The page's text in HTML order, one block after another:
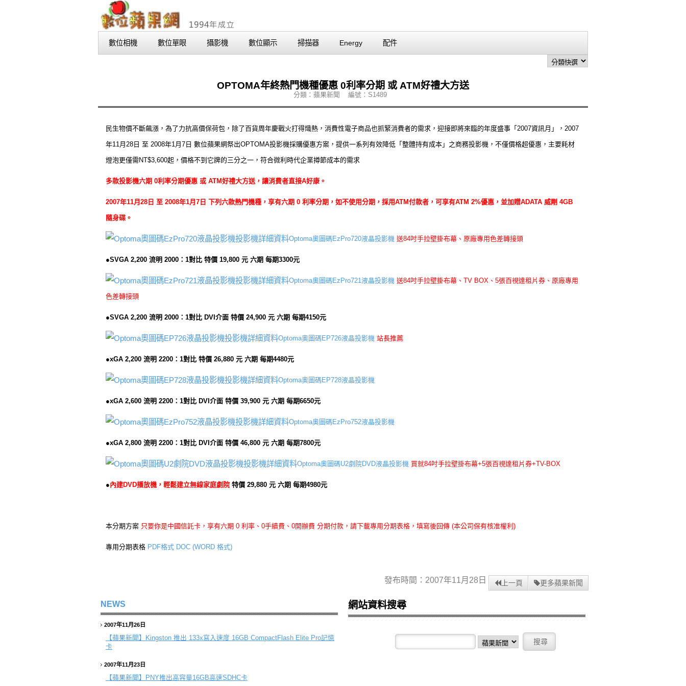
數位相機 數位單眼 攝影機 數位顯示 掃描器 Energy 配件
OPTOMA年終熱門機種優惠 0利率分期 或 ATM好禮大方送
分類：蘋果新聞 編號：S1489
民生物價不斷飆漲，為了力抗高價保荷包，除了百貨周年慶戰火打得熾熱，消費性電子商品也抓緊消費者的需求，迎接即將來臨的年度盛事「2007資訊月」，2007
年11月28日 至 2008年1月7日 數位蘋果網祭出OPTOMA投影機採購優惠方案，提供一系列有效降低「整體持有成本」之商務投影機，不僅價格超優惠，主要耗材
燈泡更僅需NT$3,600起，價格不到它牌的三分之一，符合微利時代企業撙節成本的需求
多款投影機六期 0利率分期優惠 或 ATM好禮大方送，讓消費者直接A好康。
2007年11月28日 至 2008年1月7日 下列六款熱門機種，享有六期 0 利率分期，如不使用分期，採用ATM付款者，可享有ATM 2%優惠，並加贈ADATA 威剛 4GB
隨身碟。
Optoma奧圖碼EzPro720液晶投影機 送84吋手拉壁掛布幕、原廠專用色差轉接頭
●SVGA 2,200 流明 2000：1對比 特價 19,800 元 六期 每期3300元
Optoma奧圖碼EzPro721液晶投影機 送84吋手拉壁掛布幕、TV BOX、5張百視達租片券、原廠專用
色差轉接頭
●SVGA 2,200 流明 2000：1對比 DVI介面 特價 24,900 元 六期 每期4150元
Optoma奧圖碼EP726液晶投影機 站長推薦
●xGA 2,200 流明 2200：1對比 特價 26,880 元 六期 每期4480元
Optoma奧圖碼EP728液晶投影機
●xGA 2,600 流明 2200：1對比 DVI介面 特價 39,900 元 六期 每期6650元
Optoma奧圖碼EzPro752液晶投影機
●xGA 2,800 流明 2200：1對比 DVI介面 特價 46,800 元 六期 每期7800元
Optoma奧圖碼U2劇院DVD液晶投影機 買就84吋手拉壁掛布幕+5張百視達租片券+TV-BOX
●內建DVD播放機，輕鬆建立無線家庭劇院 特價 29,880 元 六期 每期4980元
本分期方案 只要你是中國信託卡，享有六期 0 利率、0手續費、0開辦費 分期付款，請下載專用分期表格，填寫後回傳 (本公司保有核准權利)
專用分期表格 PDF格式 DOC (WORD 格式)
發布時間：2007年11月28日 上一頁 更多蘋果新聞
NEWS
2007年11月26日
【蘋果新聞】
Kingston 推出 133x寫入速度 16GB CompactFlash Elite Pro記憶
卡
2007年11月23日
【蘋果新聞】 PNY推出高容量16GB高速SDHC卡
網站資料搜尋